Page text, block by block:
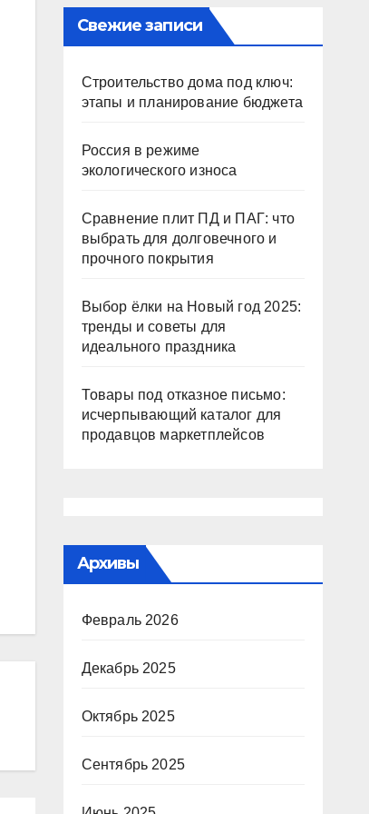
Свежие записи
Строительство дома под ключ:
этапы и планирование бюджета
Россия в режиме
экологического износа
Сравнение плит ПД и ПАГ: что
выбрать для долговечного и
прочного покрытия
Выбор ёлки на Новый год 2025:
тренды и советы для
идеального праздника
Товары под отказное письмо:
исчерпывающий каталог для
продавцов маркетплейсов
Архивы
Февраль 2026
Декабрь 2025
Октябрь 2025
Сентябрь 2025